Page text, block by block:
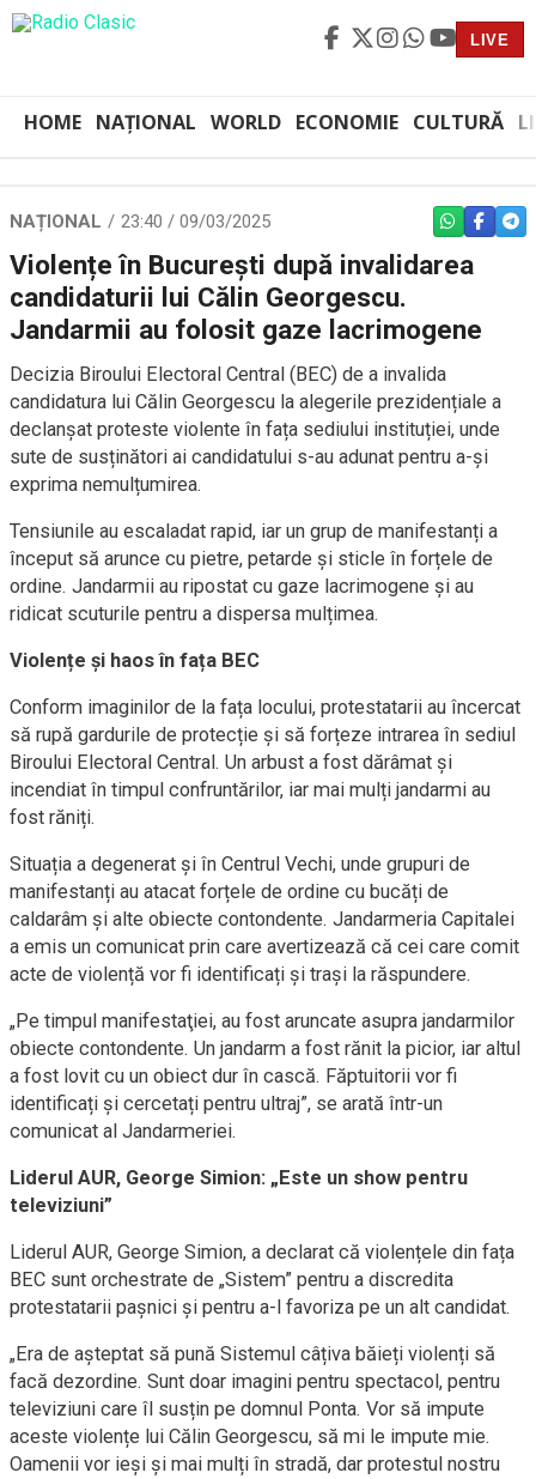
LIVE
HOME NAȚIONAL WORLD ECONOMIE CULTURĂ
NAȚIONAL 23:40 / 09/03/2025 WHATSAPP
Violențe în București după invalidarea
candidaturii lui Călin Georgescu.
Jandarmii au folosit gaze lacrimogene
Decizia Biroului Electoral Central (BEC) de a invalida
candidatura lui Călin Georgescu la alegerile prezidențiale a
declanșat proteste violente în fața sediului instituției, unde
sute de susținători ai candidatului s-au adunat pentru a-și
exprima nemulțumirea.
Tensiunile au escaladat rapid, iar un grup de manifestanți a
început să arunce cu pietre, petarde și sticle în forțele de
ordine. Jandarmii au ripostat cu gaze lacrimogene și au
ridicat scuturile pentru a dispersa mulțimea.
Violențe și haos în fața BEC
Conform imaginilor de la fața locului, protestatarii au încercat
să rupă gardurile de protecție și să forțeze intrarea în sediul
Biroului Electoral Central. Un arbust a fost dărâmat și
incendiat în timpul confruntărilor, iar mai mulți jandarmi au
fost răniți.
Situația a degenerat și în Centrul Vechi, unde grupuri de
manifestanți au atacat forțele de ordine cu bucăți de
caldarâm și alte obiecte contondente. Jandarmeria Capitalei
a emis un comunicat prin care avertizează că cei care comit
acte de violență vor fi identificați și trași la răspundere.
„Pe timpul manifestaţiei, au fost aruncate asupra jandarmilor
obiecte contondente. Un jandarm a fost rănit la picior, iar altul
a fost lovit cu un obiect dur în cască. Făptuitorii vor fi
identificați și cercetați pentru ultraj”, se arată într-un
comunicat al Jandarmeriei.
Liderul AUR, George Simion: „Este un show pentru
televiziuni”
Liderul AUR, George Simion, a declarat că violențele din fața
BEC sunt orchestrate de „Sistem” pentru a discredita
protestatarii pașnici și pentru a-l favoriza pe un alt candidat.
„Era de așteptat să pună Sistemul câțiva băieți violenți să
facă dezordine. Sunt doar imagini pentru spectacol, pentru
televiziuni care îl susțin pe domnul Ponta. Vor să impute
aceste violențe lui Călin Georgescu, să mi le impute mie.
Oamenii vor ieși și mai mulți în stradă, dar protestul nostru